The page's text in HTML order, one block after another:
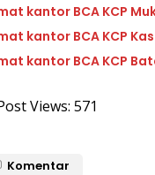
Views: 571
Komentar